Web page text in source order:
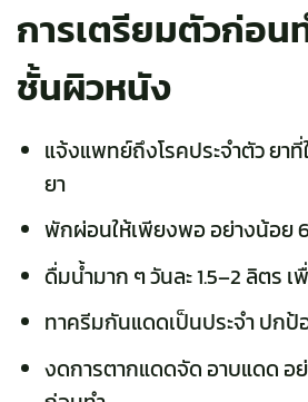
การเตรียมตัวก่อน
ชั้นผิวหนัง
แจ้งแพทย์ถึงโรคประจำตัว ยา
ยา
พักผ่อนให้เพียงพอ อย่างน้อย
ดื่มน้ำมาก ๆ วันละ 1.5–2 ลิตร
ทาครีมกันแดดเป็นประจำ ปก
งดการตากแดดจัด อาบแดด อ